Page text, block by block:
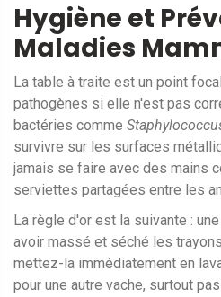
Hygiène et
Maladies
La table à traite est un point
pathogènes si elle n'est pas
bactéries comme
survivre sur les surfaces
jamais se faire avec des mains
serviettes partagées entre les
La règle d'or est la suivante :
avoir massé et séché les
mettez-la immédiatement en
pour une autre vache, surtout